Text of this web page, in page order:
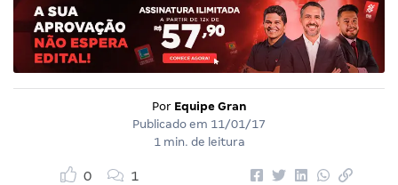
Por Equipe Gran
Publicado em 11/01/17
1 min. de leitura
0 1